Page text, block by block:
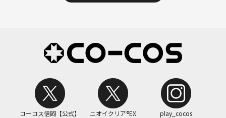
コーコス信岡【公式】 ニオイクリア®EX play_cocos